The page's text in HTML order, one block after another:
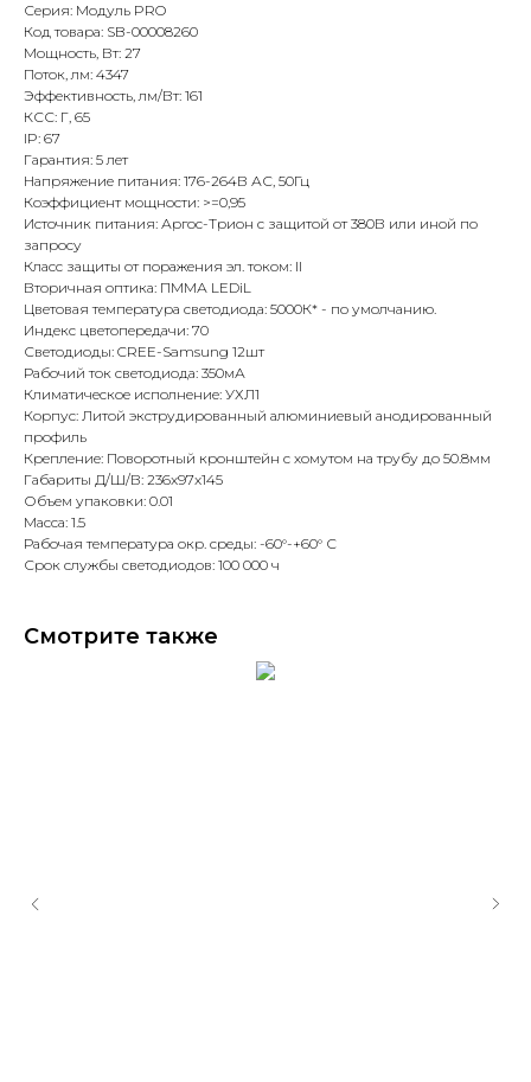
Серия: Модуль PRO
Код товара: SB-00008260
Мощность, Вт: 27
Поток, лм: 4347
Эффективность, лм/Вт: 161
КСС: Г, 65
IP: 67
Гарантия: 5 лет
Напряжение питания: 176-264В АС, 50Гц
Коэффициент мощности: >=0,95
Источник питания: Аргос-Трион с защитой от 380В или иной по
запросу
Класс защиты от поражения эл. током: II
Вторичная оптика: ПММА LEDiL
Цветовая температура светодиода: 5000К* - по умолчанию.
Индекс цветопередачи: 70
Светодиоды: CREE-Samsung 12шт
Рабочий ток светодиода: 350мА
Климатическое исполнение: УХЛ1
Корпус: Литой экструдированный алюминиевый анодированный
профиль
Крепление: Поворотный кронштейн с хомутом на трубу до 50.8мм
Габариты Д/Ш/В: 236x97x145
Объем упаковки: 0.01
Масса: 1.5
Рабочая температура окр. среды: -60°-+60° С
Срок службы светодиодов: 100 000 ч
Смотрите также